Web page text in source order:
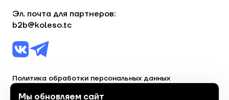
Эл. почта для партнеров:
b2b@koleso.tc
Политика обработки персональных данных
Мы обновляем сайт